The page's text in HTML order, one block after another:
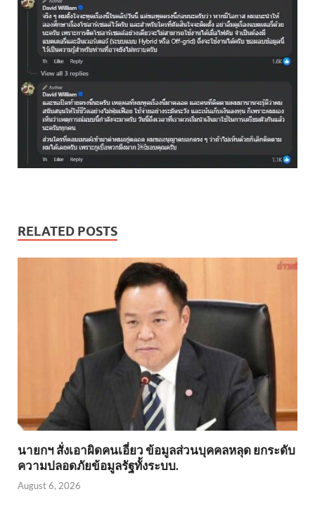
RELATED POSTS
นายกฯ สั่งเอาผิดคนเอี่ยว ข้อมูลส่วนบุคคลหลุด ยกระดับ
ความปลอดภัยข้อมูลรัฐทั้งระบบ.
August 6, 2026